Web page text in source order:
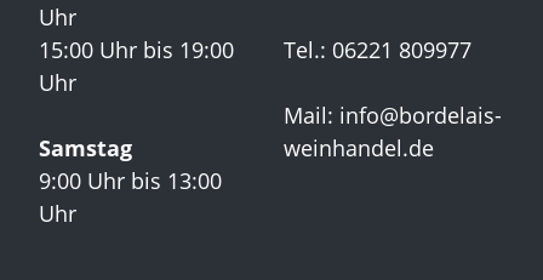
Uhr
15:00 Uhr bis 19:00
Uhr
Samstag
9:00 Uhr bis 13:00
Uhr
Tel.: 06221 809977
Mail: info@bordelais-
weinhandel.de